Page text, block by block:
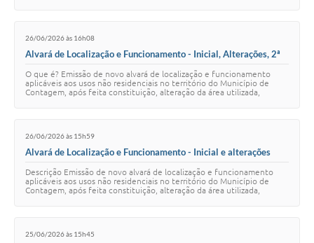
26/06/2026 às 16h08
Alvará de Localização e Funcionamento - Inicial, Alterações, 2ª
O que é? Emissão de novo alvará de localização e funcionamento
aplicáveis aos usos não residenciais no território do Município de
Contagem, após feita constituição, alteração da área utilizada,
26/06/2026 às 15h59
Alvará de Localização e Funcionamento - Inicial e alterações
Descrição Emissão de novo alvará de localização e funcionamento
aplicáveis aos usos não residenciais no território do Município de
Contagem, após feita constituição, alteração da área utilizada,
25/06/2026 às 15h45